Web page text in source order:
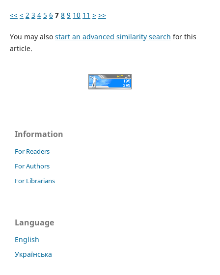
<< < 2 3 4 5 6 7 8 9 10 11 > >>
You may also start an advanced similarity search for this
article.
Information
For Readers
For Authors
For Librarians
Language
English
Українська